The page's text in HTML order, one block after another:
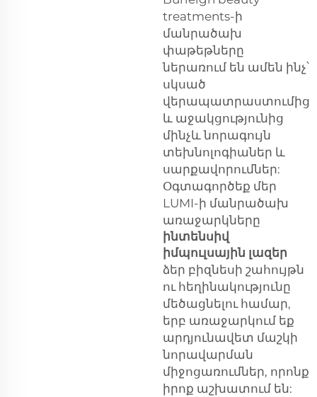
treatments-ի
մանրածախ
փաթեթները
ներառում են ամեն ինչ՝
սկսած
վերապատրաստումից
և աջակցությունից
մինչև նորագույն
տեխնոլոգիաներ և
սարքավորումներ:
Օգտագործեք մեր
LUMI-ի մանրածախ
առաջարկները
ինտենսիվ
իմպուլսային լազեր
ձեր բիզնեսի շահույթն
ու հեղինակությունը
մեծացնելու համար,
երբ առաջարկում եք
արդյունավետ մաշկի
նորավարման
միջոցառումներ, որոնք
իրոք աշխատում են: